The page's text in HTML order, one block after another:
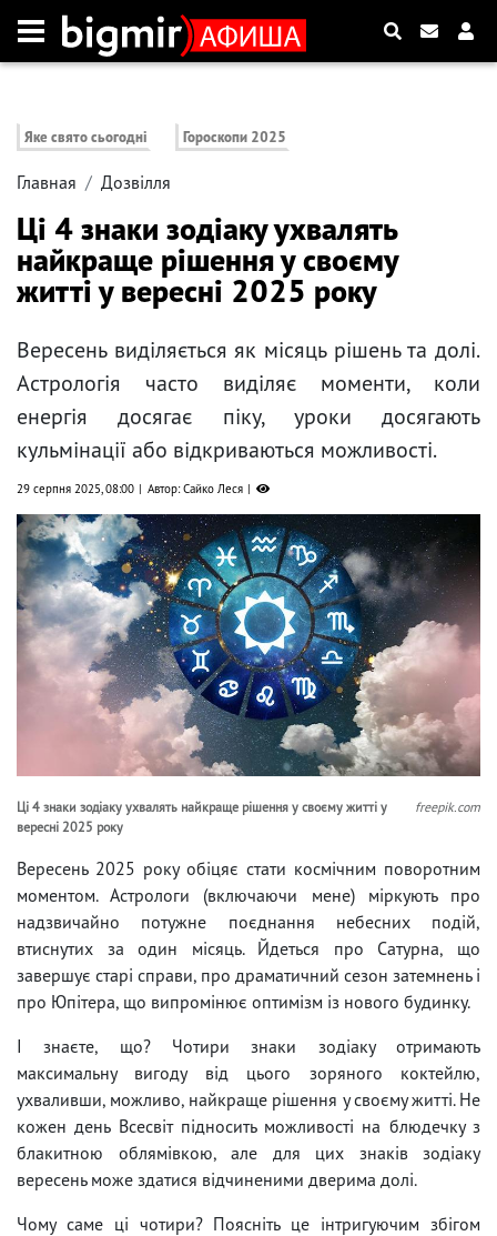
Яке свято сьогодні Гороскопи 2025
Главная Дозвілля
Ці 4 знаки зодіаку ухвалять
найкраще рішення у своєму
житті у вересні 2025 року
Вересень виділяється як місяць рішень та долі.
Астрологія часто виділяє моменти, коли
енергія досягає піку, уроки досягають
кульмінації або відкриваються можливості.
29 серпня 2025, 08:00 Автор: Сайко Леся
Ці 4 знаки зодіаку ухвалять найкраще рішення у своєму житті у
вересні 2025 року
freepik.com
Вересень 2025 року обіцяє стати космічним поворотним
моментом. Астрологи (включаючи мене) міркують про
надзвичайно потужне поєднання небесних подій,
втиснутих за один місяць. Йдеться про Сатурна, що
завершує старі справи, про драматичний сезон затемнень і
про Юпітера, що випромінює оптимізм із нового будинку.
І знаєте, що? Чотири знаки зодіаку отримають
максимальну вигоду від цього зоряного коктейлю,
ухваливши, можливо, найкраще рішення у своєму житті. Не
кожен день Всесвіт підносить можливості на блюдечку з
блакитною облямівкою, але для цих знаків зодіаку
вересень може здатися відчиненими дверима долі.
Чому саме ці чотири? Поясніть це інтригуючим збігом